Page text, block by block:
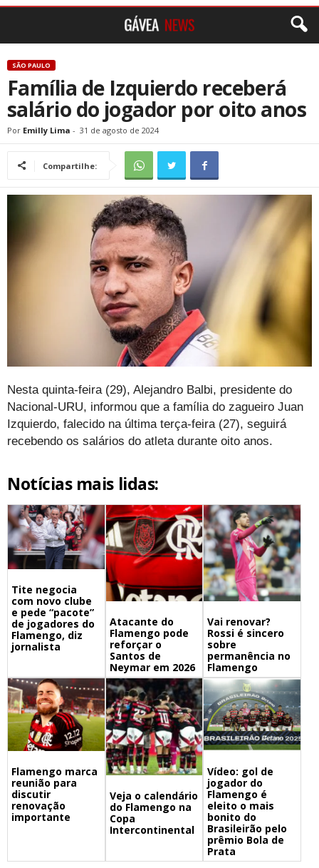
SÃO PAULO
Família de Izquierdo receberá
salário do jogador por oito anos
Por Emilly Lima - 31 de agosto de 2024
Compartilhe:
Nesta quinta-feira (29), Alejandro Balbi, presidente do
Nacional-URU, informou que a família do zagueiro Juan
Izquierdo, falecido na última terça-feira (27), seguirá
recebendo os salários do atleta durante oito anos.
Notícias mais lidas:
Tite negocia
com novo clube
e pede “pacote”
de jogadores do
Flamengo, diz
jornalista
Atacante do
Flamengo pode
reforçar o
Santos de
Neymar em 2026
Vai renovar?
Rossi é sincero
sobre
permanência no
Flamengo
Flamengo marca
reunião para
discutir
renovação
importante
Veja o calendário
do Flamengo na
Copa
Intercontinental
Vídeo: gol de
jogador do
Flamengo é
eleito o mais
bonito do
Brasileirão pelo
prêmio Bola de
Prata